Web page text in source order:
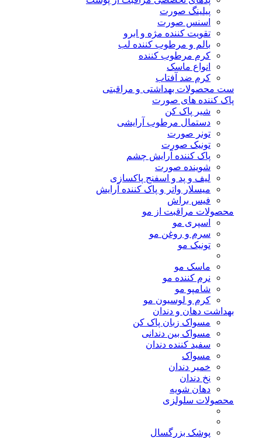
پیلینگ صورت
اسنس صورت
تقویت کننده مژه و ابرو
بالم و مرطوب کننده لب
کرم مرطوب کننده
انواع ماسک
کرم ضد آفتاب
ست محصولات بهداشتی و مراقبتی
پاک کننده های صورت
شیر پاک کن
دستمال مرطوب آرایشی
تونر صورت
تونیک صورت
پاک کننده آرایش چشم
شوینده صورت
لیف و پد و اسفنج پاکسازی
میسلار واتر و پاک کننده آرایش
فیس براش
محصولات مراقبت از مو
اسپری مو
سرم و روغن مو
تونیک مو
ماسک مو
نرم کننده مو
شامپو مو
کرم و لوسیون مو
بهداشت دهان و دندان
مسواک زبان پاک کن
مسواک بین دندانی
سفید کننده دندان
مسواک
خمیر دندان
نخ دندان
دهان شویه
محصولات سلولزی
پوشک بزرگسال